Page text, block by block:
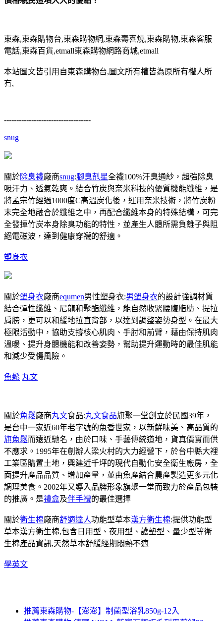
東森,東森購物台,東森購物網,東森壽喜燒,東森購物,東森客服
電話,東森百貨,etmall東森購物網路商城,etmall
本站圖文皆引用自東森購物台,圖文所有權皆為原所有權人所
有,
-----------------------------------
snug
關於除臭襪廠商snug:腳臭剋星全襪100%汗臭通紗，超強除臭
吸汗力、透氣乾爽。結合竹炭與奈米科技的優質機能纖維，是
將孟宗竹經過1000度C高溫炭化後，運用奈米技術，將竹炭粉
末完全地融合於纖維之中，再配合纖維本身的特殊結構，可完
全發揮竹炭本身除臭功能的特性，並產生人體所需負離子與阻
絕電磁波，達到健康穿襪的舒適。
塑身衣
關於塑身衣廠商equmen男性塑身衣:男塑身衣的設計強調材質
結合彈性纖維、尼龍和聚酯纖維，能自然收緊腰腹脂肪、提拉
肩膀，更可以和緩地拉直背部，以達到調整姿勢身型。在最大
極限活動中，協助支撐核心肌肉、手肘和前臂，藉由保持肌肉
溫暖、提升身體機能和改善姿勢，幫助提升運動時的最佳肌能
和減少受傷風險。
魚鬆 丸文
關於魚鬆廠商丸文食品:丸文食品旗聚一堂創立於民國39年，
是台中一家近60年老字號的魚香世家，以新鮮味美、高品質的
旗魚鬆而遠近馳名，由於口味、手藝傳統道地，貨真價實而供
不應求。1995年在創辦人梁火村的大力經營下，於台中縣大裡
工業區購置土地，興建近千坪的現代自動化安全衛生廠房，全
面提升產品品質、增加產量，並由魚產結合農產製造更多元化
調理美食。2002年又導入品牌形象旗聚一堂而致力於產品包裝
的推廣。是禮盒及伴手禮的最佳選擇
關於衛生棉廠商舒適達人功能型草本漢方衛生棉:提供功能型
草本漢方衛生棉,包含日用型、夜用型、護墊型、量少型等衛
生棉產品資訊,天然草本舒緩經期悶熱不適
學英文
推薦東森購物-【澎澎】制菌型浴乳850g-12入